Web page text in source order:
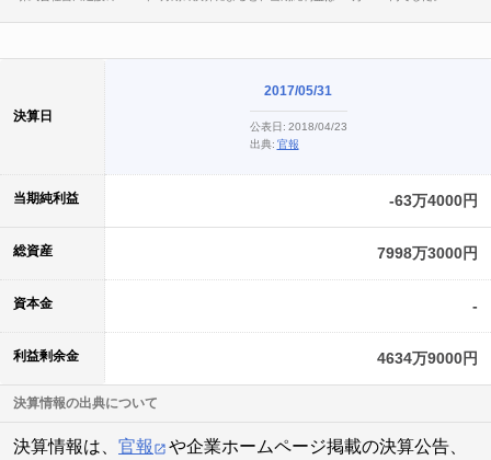
2017/05/31
公表日: 2018/04/23
出典: 官報
-63万4000円
7998万3000円
-
4634万9000円
決算日
当期純利益
総資産
資本金
利益剰余金
決算情報の出典について
決算情報は、 官報
や企業ホームページ掲載の決算公告、